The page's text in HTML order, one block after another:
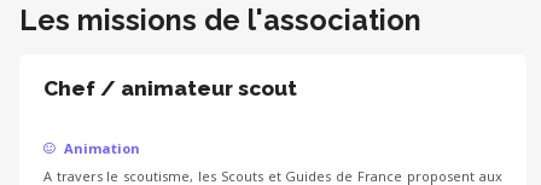
Les missions de l'association
Chef / animateur scout
Animation
A travers le scoutisme, les Scouts et Guides de France proposent aux